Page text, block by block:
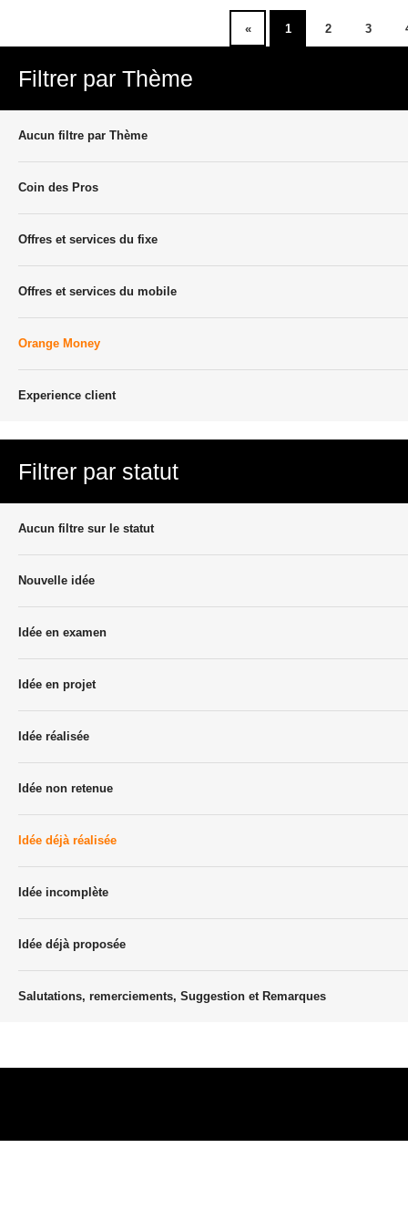
« 1 2 3
Filtrer par Thème
Aucun filtre par Thème
Coin des Pros
Offres et services du fixe
Offres et services du mobile
Orange Money
Experience client
Filtrer par statut
Aucun filtre sur le statut
Nouvelle idée
Idée en examen
Idée en projet
Idée réalisée
Idée non retenue
Idée déjà réalisée
Idée incomplète
Idée déjà proposée
Salutations, remerciements, Suggestion et Remarques